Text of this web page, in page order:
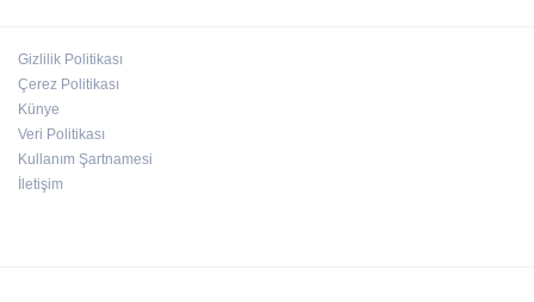
Gizlilik Politikası
Çerez Politikası
Künye
Veri Politikası
Kullanım Şartnamesi
İletişim